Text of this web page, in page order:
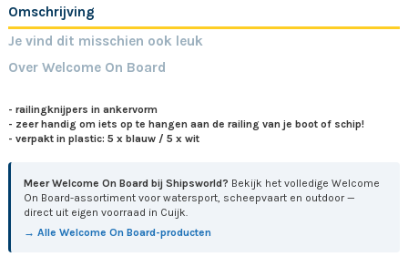
Omschrijving
Je vind dit misschien ook leuk
Over Welcome On Board
- railingknijpers in ankervorm
- zeer handig om iets op te hangen aan de railing van je boot of schip!
- verpakt in plastic: 5 x blauw / 5 x wit
Meer Welcome On Board bij Shipsworld? Bekijk het volledige Welcome
On Board-assortiment voor watersport, scheepvaart en outdoor —
direct uit eigen voorraad in Cuijk.
→ Alle Welcome On Board-producten